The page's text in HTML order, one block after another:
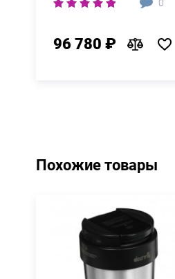
0
96 780 ₽
Похожие товары